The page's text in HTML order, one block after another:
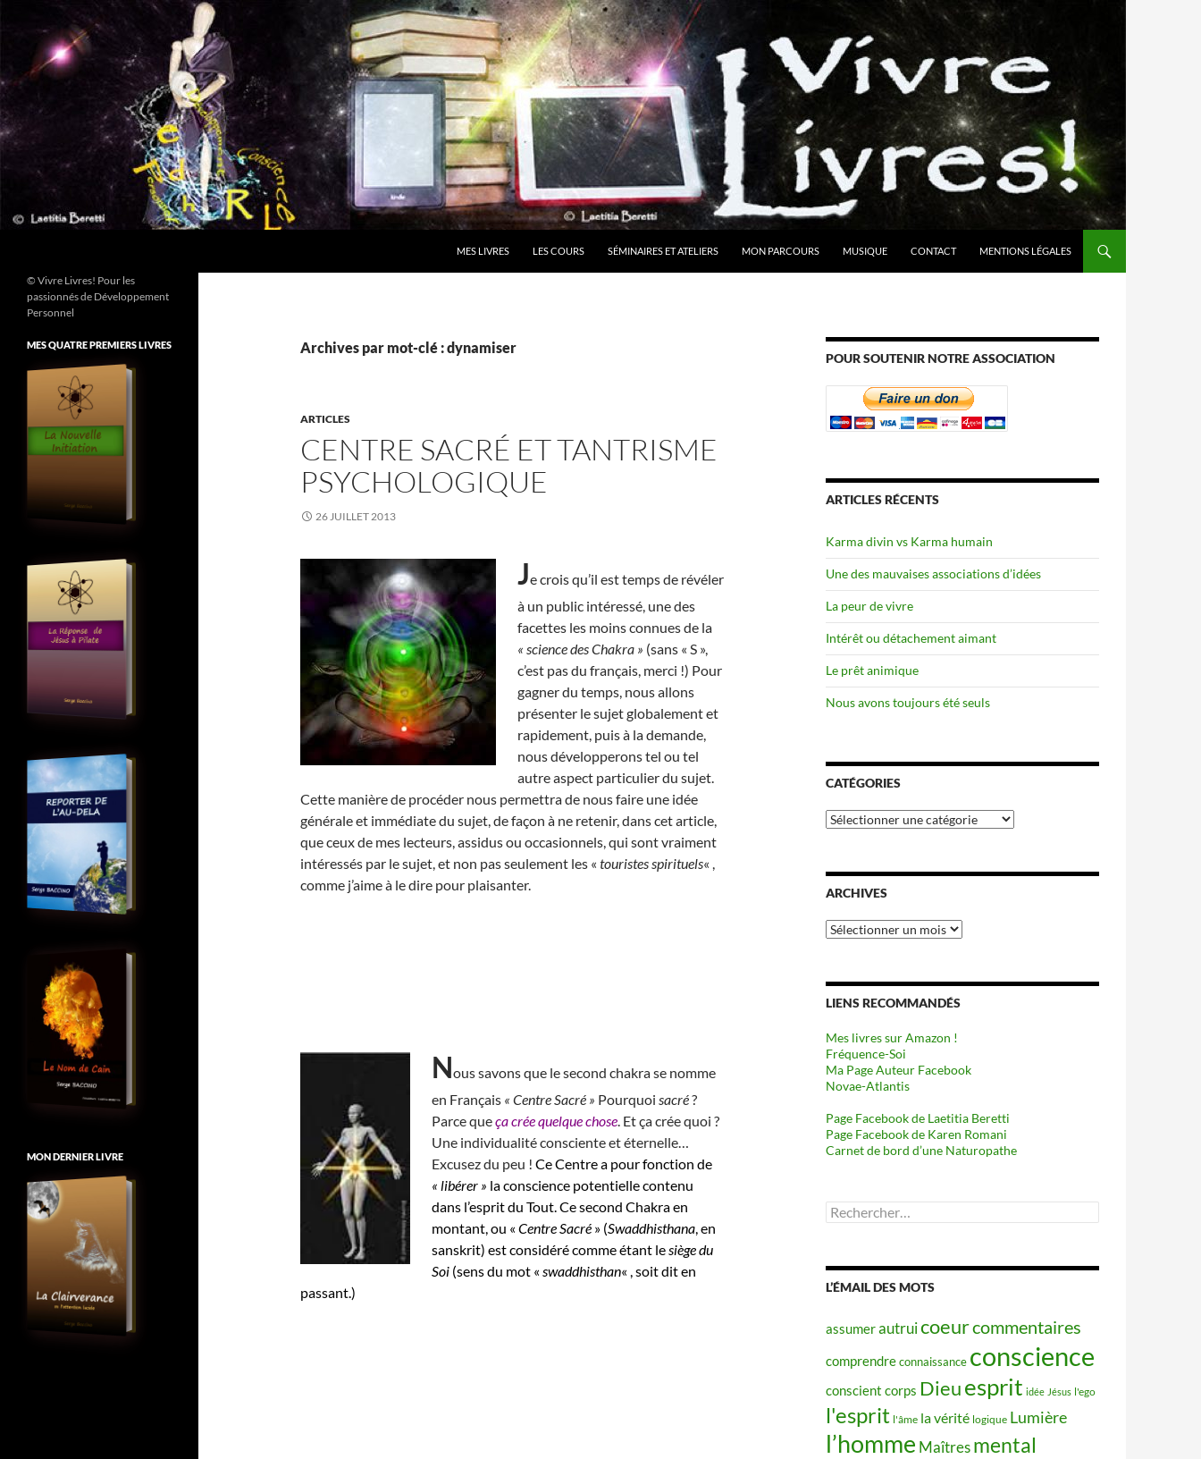
contenu
MES LIVRES LES COURS SÉMINAIRES ET ATELIERS MON PARCOURS MUSIQUE CONTACT MENTIONS LÉGALES
Archives par mot-clé : dynamiser
ARTICLES
CENTRE SACRÉ ET TANTRISME
PSYCHOLOGIQUE
26 JUILLET 2013
Je crois qu’il est temps de révéler
à un public intéressé, une des
facettes les moins connues de la
« science des Chakra » (sans « S »,
c’est pas du français, merci !) Pour
gagner du temps, nous allons
présenter le sujet globalement et
rapidement, puis à la demande,
nous développerons tel ou tel
autre aspect particulier du sujet.
Cette manière de procéder nous permettra de nous faire une idée
générale et immédiate du sujet, de façon à ne retenir, dans cet article,
que ceux de mes lecteurs, assidus ou occasionnels, qui sont vraiment
intéressés par le sujet, et non pas seulement les « touristes spirituels« ,
comme j’aime à le dire pour plaisanter.
Nous savons que le second chakra se nomme
en Français « Centre Sacré » Pourquoi sacré?
Parce queça crée quelque chose. Et ça crée quoi ?
Une individualité consciente et éternelle…
Excusez du peu ! Ce Centre a pour fonction de
« libérer » la conscience potentielle contenu
dans l’esprit du Tout.Ce second Chakra en
montant, ou « Centre Sacré » (Swaddhisthana, en
sanskrit) est considéré comme étant lesiège du
Soi (sens du mot « swaddhisthan« , soit dit en
passant.)
POUR SOUTENIR NOTRE ASSOCIATION
ARTICLES RÉCENTS
Karma divin vs Karma humain
Une des mauvaises associations d’idées
La peur de vivre
Intérêt ou détachement aimant
Le prêt animique
Nous avons toujours été seuls
CATÉGORIES
Catégories
ARCHIVES
Archives
LIENS RECOMMANDÉS
Mes livres sur Amazon !
Fréquence-Soi
Ma Page Auteur Facebook
Novae-Atlantis
Page Facebook de Laetitia Beretti
Page Facebook de Karen Romani
Carnet de bord d’une Naturopathe
Rechercher :
L’ÉMAIL DES MOTS
assumerautruicoeurcommentaires
comprendreconnaissance conscience
conscient corps Dieuesprit idée Jésus l'ego
l'esprit l'âme la vérité logique Lumière
l’homme Maîtres mental
© Vivre Livres! Pour les
passionnés de Développement
Personnel
MES QUATRE PREMIERS LIVRES
MON DERNIER LIVRE